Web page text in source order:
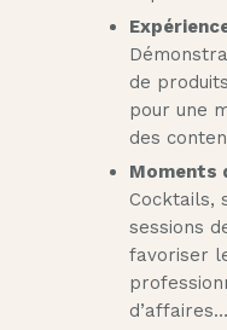
de
pour une
des
Moments
Cocktails,
sessions
favoriser
d’affaires…